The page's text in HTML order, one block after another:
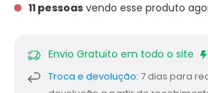
11 pessoas vendo esse produto
Envio Gratuito em todo o site
Troca e devolução: 7 dias para